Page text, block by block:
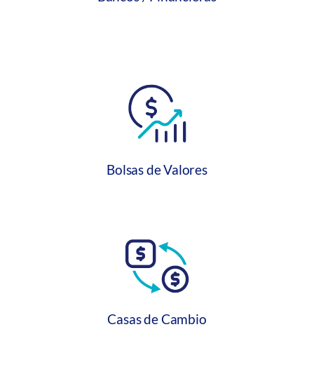
Bolsas de Valores
Casas de Cambio